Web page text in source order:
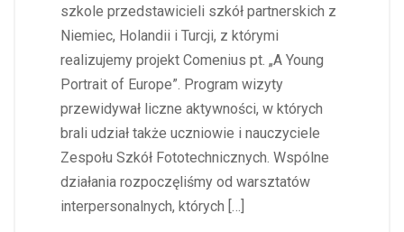
szkole przedstawicieli szkół partnerskich z
Niemiec, Holandii i Turcji, z którymi
realizujemy projekt Comenius pt. „A Young
Portrait of Europe”. Program wizyty
przewidywał liczne aktywności, w których
brali udział także uczniowie i nauczyciele
Zespołu Szkół Fototechnicznych. Wspólne
działania rozpoczęliśmy od warsztatów
interpersonalnych, których […]